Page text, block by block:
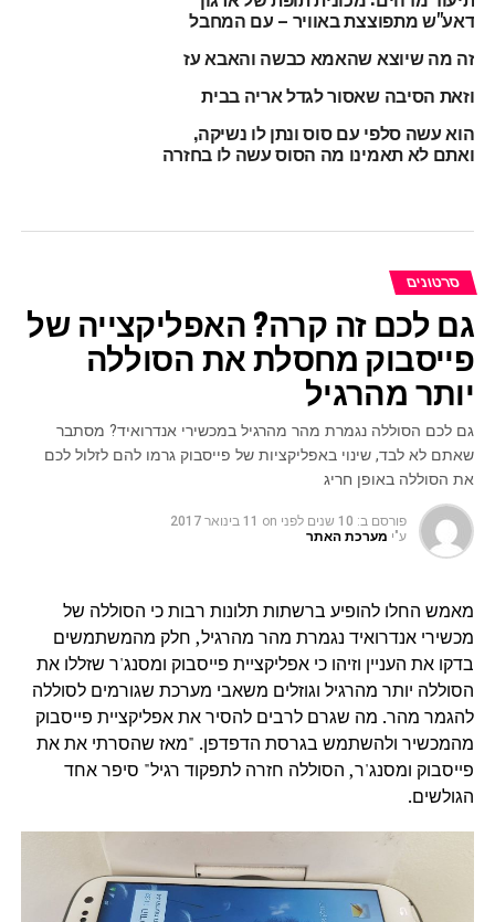
דאע"ש מתפוצצת באוויר – עם המחבל
זה מה שיוצא שהאמא כבשה והאבא עז
וזאת הסיבה שאסור לגדל אריה בבית
הוא עשה סלפי עם סוס ונתן לו נשיקה,
ואתם לא תאמינו מה הסוס עשה לו בחזרה
סרטונים
גם לכם זה קרה? האפליקצייה של
פייסבוק מחסלת את הסוללה
יותר מהרגיל
גם לכם הסוללה נגמרת מהר מהרגיל במכשירי אנדרואיד? מסתבר
שאתם לא לבד, שינוי באפליקציות של פייסבוק גרמו להם לזלול לכם
את הסוללה באופן חריג
פורסם ב: 10 שנים לפני on 11 בינואר 2017
ע"י מערכת האתר
מאמש החלו להופיע ברשתות תלונות רבות כי הסוללה של
מכשירי אנדרואיד נגמרת מהר מהרגיל, חלק מהמשתמשים
בדקו את העניין וזיהו כי אפליקציית פייסבוק ומסנג'ר שזללו את
הסוללה יותר מהרגיל וגוזלים משאבי מערכת שגורמים לסוללה
להגמר מהר. מה שגרם לרבים להסיר את אפליקציית פייסבוק
מהמכשיר ולהשתמש בגרסת הדפדפן. "מאז שהסרתי את את
פייסבוק ומסנג'ר, הסוללה חזרה לתפקוד רגיל" סיפר אחד
הגולשים.